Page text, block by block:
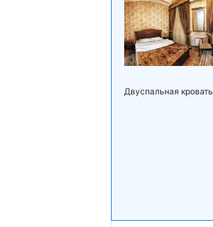
Двуспальная кровать